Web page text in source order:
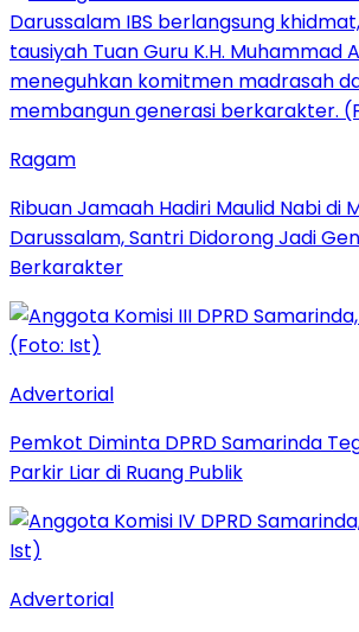
Ragam
Ribuan Jamaah Hadiri Maulid Nabi di
Darussalam, Santri Didorong Jadi
Berkarakter
Advertorial
Pemkot Diminta DPRD Samarinda
Parkir Liar di Ruang Publik
Advertorial